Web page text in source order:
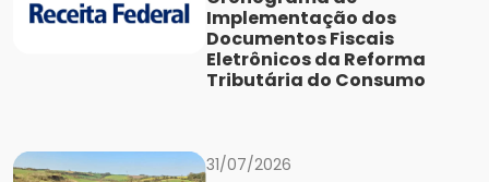
Implementação dos
Documentos Fiscais
Eletrônicos da Reforma
Tributária do Consumo
31/07/2026